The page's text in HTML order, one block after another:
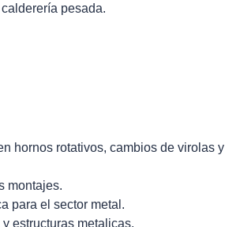
pesada.
hornos rotativos, cambios de virolas y
montajes.
para el sector metal.
estructuras metalicas.